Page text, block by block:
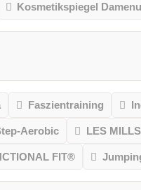
Kosmetikspiegel
Faszientraining
Aerobic LES
FIT®